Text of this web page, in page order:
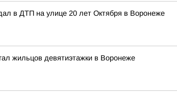
в ДТП на улице 20 лет Октября в Воронеже
жильцов девятиэтажки в Воронеже